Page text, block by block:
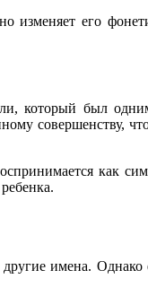
его
который был
совершенству,
как
имена.